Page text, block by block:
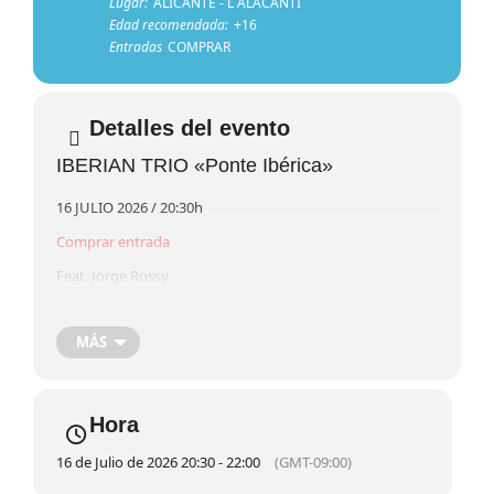
Edad recomendada: +16
Entradas COMPRAR
Detalles del evento
IBERIAN TRIO «Ponte Ibérica»
16 JULIO 2026 / 20:30h
Comprar entrada
Feat. Jorge Rossy
Romeu Tristão, contrabajo
Jorge Rossy, batería
El Iberian Trio construye un espacio abierto en el que la
composición y la improvisación se entrelazan con
naturalidad, dando lugar a una música rica en matices y
MÁS
Hora
16 de Julio de 2026 20:30 - 22:00 (GMT-09:00)